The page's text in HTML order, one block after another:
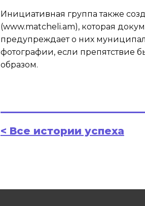
Инициативная группа также
(www.matcheli.am), которая
предупреждает о них
фотографии, если препятствие
образом.
< Все истории успеха